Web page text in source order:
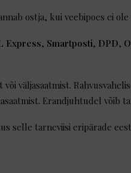
ostja, kui veebipoes ei
Express, Smartposti, DPD,
väljasaatmist.
Erandjuhtudel võib
selle tarneviisi eripärade